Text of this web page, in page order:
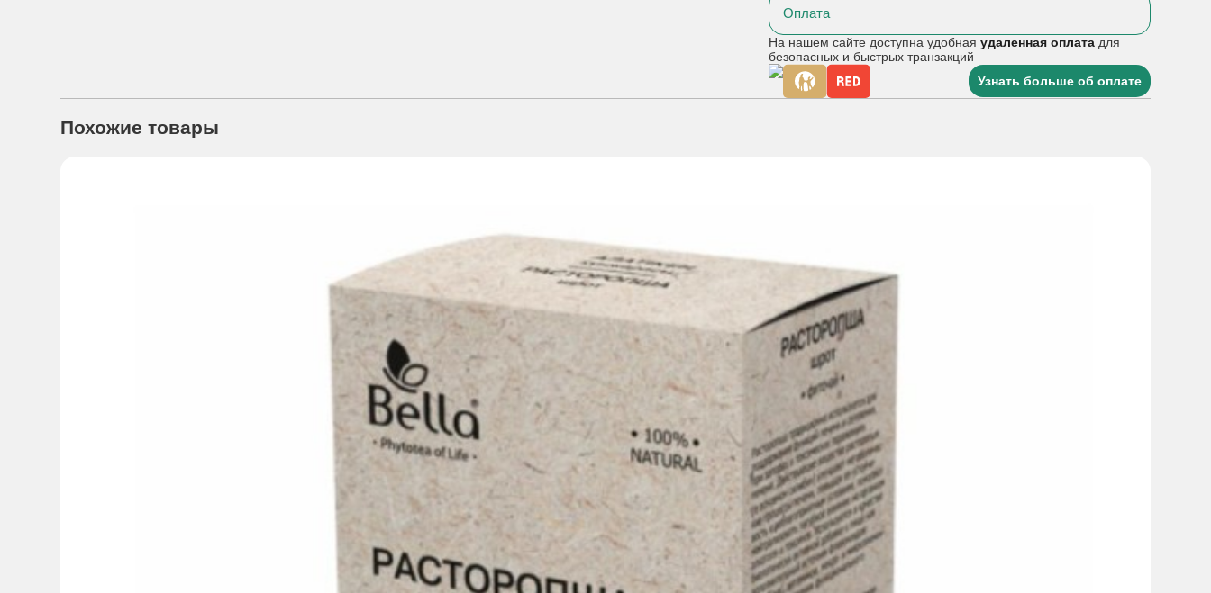
Оплата
На нашем сайте доступна удобнаяудаленная оплата для
безопасных и быстрых транзакций
Узнать больше об оплате
Похожие товары